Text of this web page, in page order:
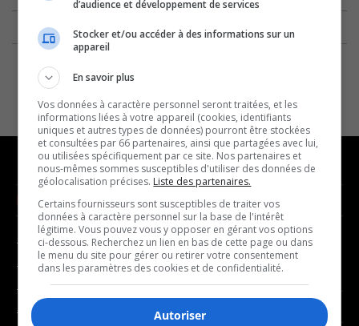
NOUVELLES
- Affaires municipales
- Communauté / Social
- Culture
- Économie
MUSIQUE
- Décompte franco
- Joué récemment
BALADOS
d’audience et développement de services
Stocker et/ou accéder à des informations sur un
appareil
En savoir plus
Vos données à caractère personnel seront traitées, et les
informations liées à votre appareil (cookies, identifiants
uniques et autres types de données) pourront être stockées
et consultées par 66 partenaires, ainsi que partagées avec lui,
ou utilisées spécifiquement par ce site. Nos partenaires et
nous-mêmes sommes susceptibles d'utiliser des données de
géolocalisation précises. Liste des partenaires.
Certains fournisseurs sont susceptibles de traiter vos
données à caractère personnel sur la base de l'intérêt
légitime. Vous pouvez vous y opposer en gérant vos options
ci-dessous. Recherchez un lien en bas de cette page ou dans
le menu du site pour gérer ou retirer votre consentement
dans les paramètres des cookies et de confidentialité.
Autoriser